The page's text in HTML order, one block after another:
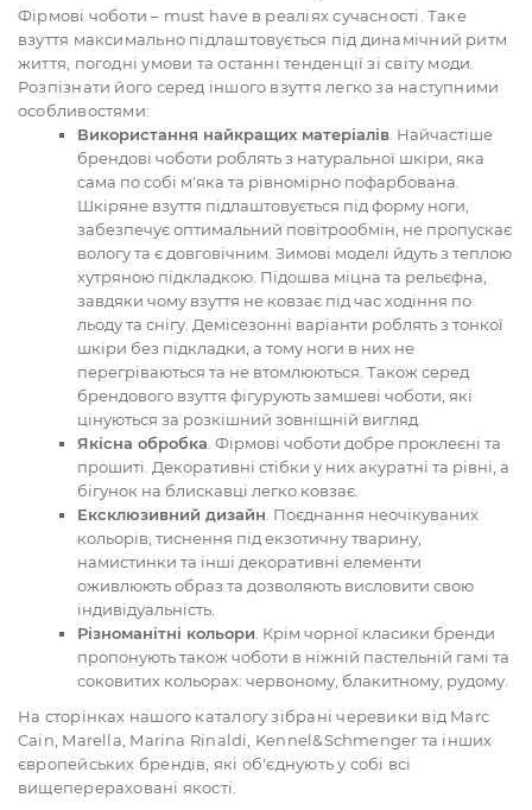
Фірмові чоботи – must have в реаліях сучасності. Таке
взуття максимально підлаштовується під динамічний ритм
життя, погодні умови та останні тенденції зі світу моди.
Розпізнати його серед іншого взуття легко за наступними
особливостями:
Використання найкращих матеріалів. Найчастіше
брендові чоботи роблять з натуральної шкіри, яка
сама по собі м'яка та рівномірно пофарбована.
Шкіряне взуття підлаштовується під форму ноги,
забезпечує оптимальний повітрообмін, не пропускає
вологу та є довговічним. Зимові моделі йдуть з теплою
хутряною підкладкою. Підошва міцна та рельєфна,
завдяки чому взуття не ковзає під час ходіння по
льоду та снігу. Демісезонні варіанти роблять з тонкої
шкіри без підкладки, а тому ноги в них не
перегріваються та не втомлюються. Також серед
брендового взуття фігурують замшеві чоботи, які
цінуються за розкішний зовнішній вигляд.
Якісна обробка. Фірмові чоботи добре проклеєні та
прошиті. Декоративні стібки у них акуратні та рівні, а
бігунок на блискавці легко ковзає.
Ексклюзивний дизайн. Поєднання неочікуваних
кольорів, тиснення під екзотичну тварину,
намистинки та інші декоративні елементи
оживлюють образ та дозволяють висловити свою
індивідуальність.
Різноманітні кольори. Крім чорної класики бренди
пропонують також чоботи в ніжній пастельній гамі та
соковитих кольорах: червоному, блакитному, рудому.
На сторінках нашого каталогу зібрані черевики від Marc
Cain, Marella, Marina Rinaldi, Kennel&Schmenger та інших
європейських брендів, які об'єднують у собі всі
вищеперераховані якості.